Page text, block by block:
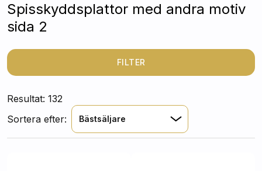
Spisskyddsplattor med andra motiv
sida 2
FILTER
Resultat: 132
Sortera efter:
Bästsäljare